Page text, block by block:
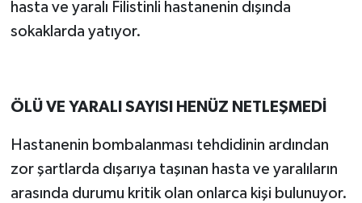
hasta ve yaralı Filistinli hastanenin dışında
sokaklarda yatıyor.
ÖLÜ VE YARALI SAYISI HENÜZ NETLEŞMEDİ
Hastanenin bombalanması tehdidinin ardından
zor şartlarda dışarıya taşınan hasta ve yaralıların
arasında durumu kritik olan onlarca kişi bulunuyor.